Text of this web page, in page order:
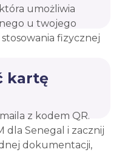
umożliwia
u twojego
fizycznej
kartę
z kodem QR.
dla Senegal i zacznij
dokumentacji,